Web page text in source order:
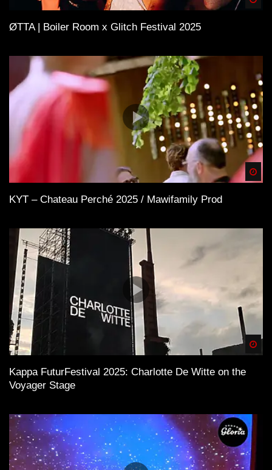
ØTTA | Boiler Room x Glitch Festival 2025
KYT – Chateau Perché 2025 / Mawifamily Prod
Kappa FuturFestival 2025: Charlotte De Witte on the
Voyager Stage